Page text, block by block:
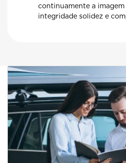
continuamente a
integridade solidez e